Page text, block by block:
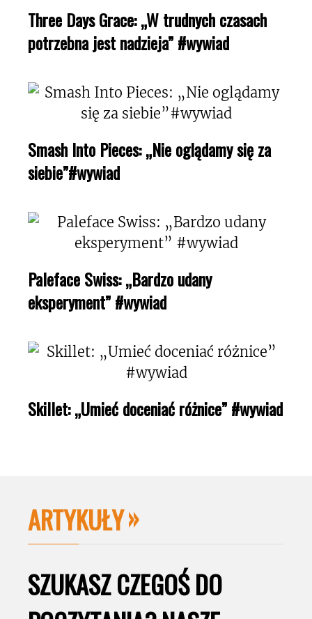
Three Days Grace: „W trudnych czasach
potrzebna jest nadzieja” #wywiad
Smash Into Pieces: „Nie oglądamy się za
siebie”#wywiad
Paleface Swiss: „Bardzo udany
eksperyment” #wywiad
Skillet: „Umieć doceniać różnice” #wywiad
ARTYKUŁY
SZUKASZ CZEGOŚ DO